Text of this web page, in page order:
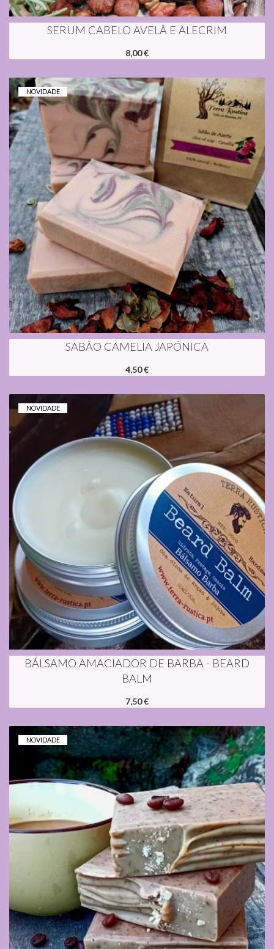
SERUM CABELO AVELÂ E ALECRIM
8,00 €
NOVIDADE
SABÃO CAMELIA JAPÓNICA
4,50 €
NOVIDADE
BÁLSAMO AMACIADOR DE BARBA - BEARD
BALM
7,50 €
NOVIDADE